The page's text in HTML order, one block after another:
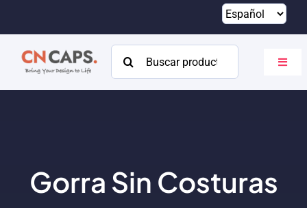
contenido
Buscar:
Catalogar
Gorra Sin Costuras